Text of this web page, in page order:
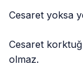
Cesaret yoksa
Cesaret
olmaz.